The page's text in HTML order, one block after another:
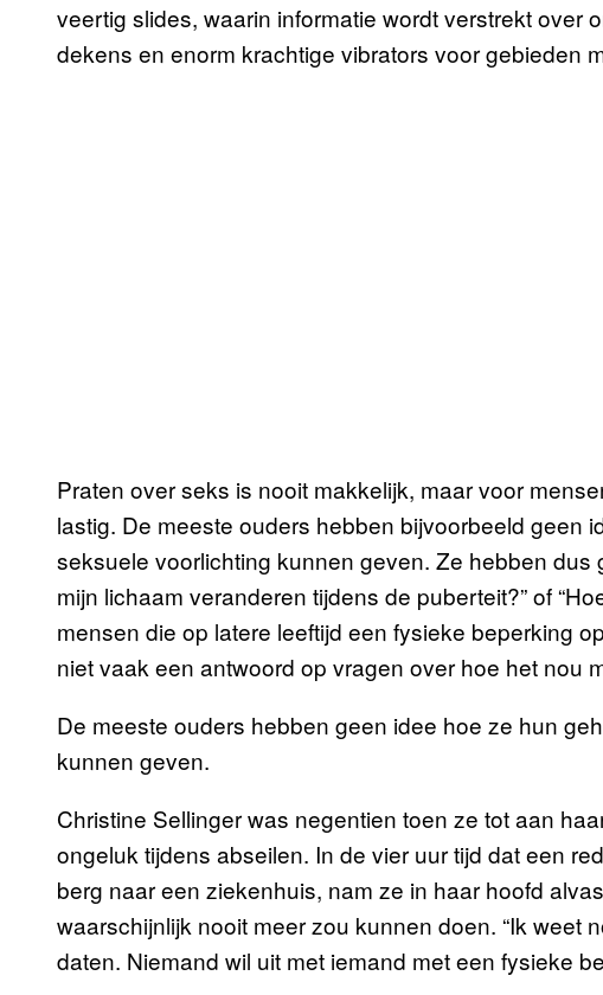
veertig slides, waarin informatie wordt verstrekt over
dekens en enorm krachtige vibrators voor gebieden
Praten over seks is nooit makkelijk, maar voor
lastig. De meeste ouders hebben bijvoorbeeld geen
seksuele voorlichting kunnen geven. Ze hebben dus
mijn lichaam veranderen tijdens de puberteit?” of
mensen die op latere leeftijd een fysieke beperking
niet vaak een antwoord op vragen over hoe het nou
De meeste ouders hebben geen idee hoe ze hun
kunnen geven.
Christine Sellinger was negentien toen ze tot aan
ongeluk tijdens abseilen. In de vier uur tijd dat een
berg naar een ziekenhuis, nam ze in haar hoofd
waarschijnlijk nooit meer zou kunnen doen. “Ik weet
daten. Niemand wil uit met iemand met een fysieke